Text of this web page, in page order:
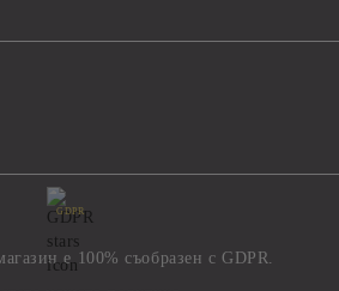
GDPR
е 100% съобразен с GDPR.